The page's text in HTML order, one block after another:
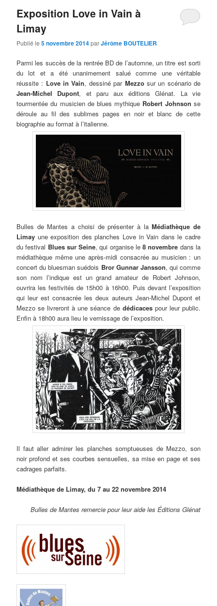
Exposition Love in Vain à
Limay
Publié le5 novembre 2014parJérôme BOUTELIER
Parmi les succès de la rentrée BD de l’automne, un titre est sorti
du lot et a été unanimement salué comme une véritable
réussite : Love in Vain, dessiné par Mezzosur un scénario de
Jean-Michel Dupont, et paru aux éditions Glénat. La vie
tourmentée du musicien de blues mythique Robert Johnson se
déroule au fil des sublimes pages en noir et blanc de cette
biographie au format à l’italienne.
Bulles de Mantes a choisi de présenter à laMédiathèque de
Limay une exposition des planches Love in Vain dans le cadre
du festival Blues sur Seine, qui organise le8 novembre dans la
médiathèque même une après-midi consacrée au musicien : un
concert du bluesman suédois Bror Gunnar Jansson, qui comme
son nom l’indique est un grand amateur de Robert Johnson,
ouvrira les festivités de 15h00 à 16h00. Puis devant l’exposition
qui leur est consacrée les deux auteurs Jean-Michel Dupont et
Mezzo se livreront à une séance de dédicacespour leur public.
Enfin à 18h00 aura lieu le vernissage de l’exposition.
Il faut aller admirer les planches somptueuses de Mezzo, son
noir profond et ses courbes sensuelles, sa mise en page et ses
cadrages parfaits.
Médiathèque de Limay, du 7 au 22 novembre 2014
Bulles de Mantes remercie pour leur aide les Éditions Glénat